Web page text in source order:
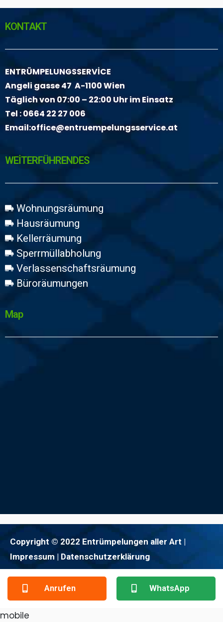
KONTAKT
ENTRÜMPELUNGSSERVİCE
Angeli gasse 47 A-1100 Wien
Täglich von 07:00 – 22:00 Uhr im Einsatz
Tel :0664 22 27 006
Email:office@entruempelungsservice.at
WEİTERFÜHRENDES
Wohnungsräumung
Hausräumung
Kellerräumung
Sperrmüllabholung
Verlassenschaftsräumung
Büroräumungen
Map
Copyright © 2022 Entrümpelungen aller Art |
Impressum | Datenschutzerklärung
Anrufen WhatsApp